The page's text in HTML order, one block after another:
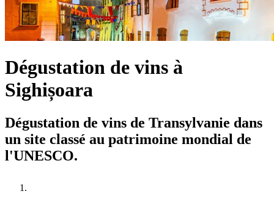
Dégustation de vins à
Sighișoara
Dégustation de vins de Transylvanie dans
un site classé au patrimoine mondial de
l'UNESCO.